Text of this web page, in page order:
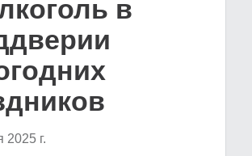
в
2025 г.